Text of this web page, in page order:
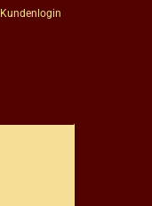
Kundenlogin